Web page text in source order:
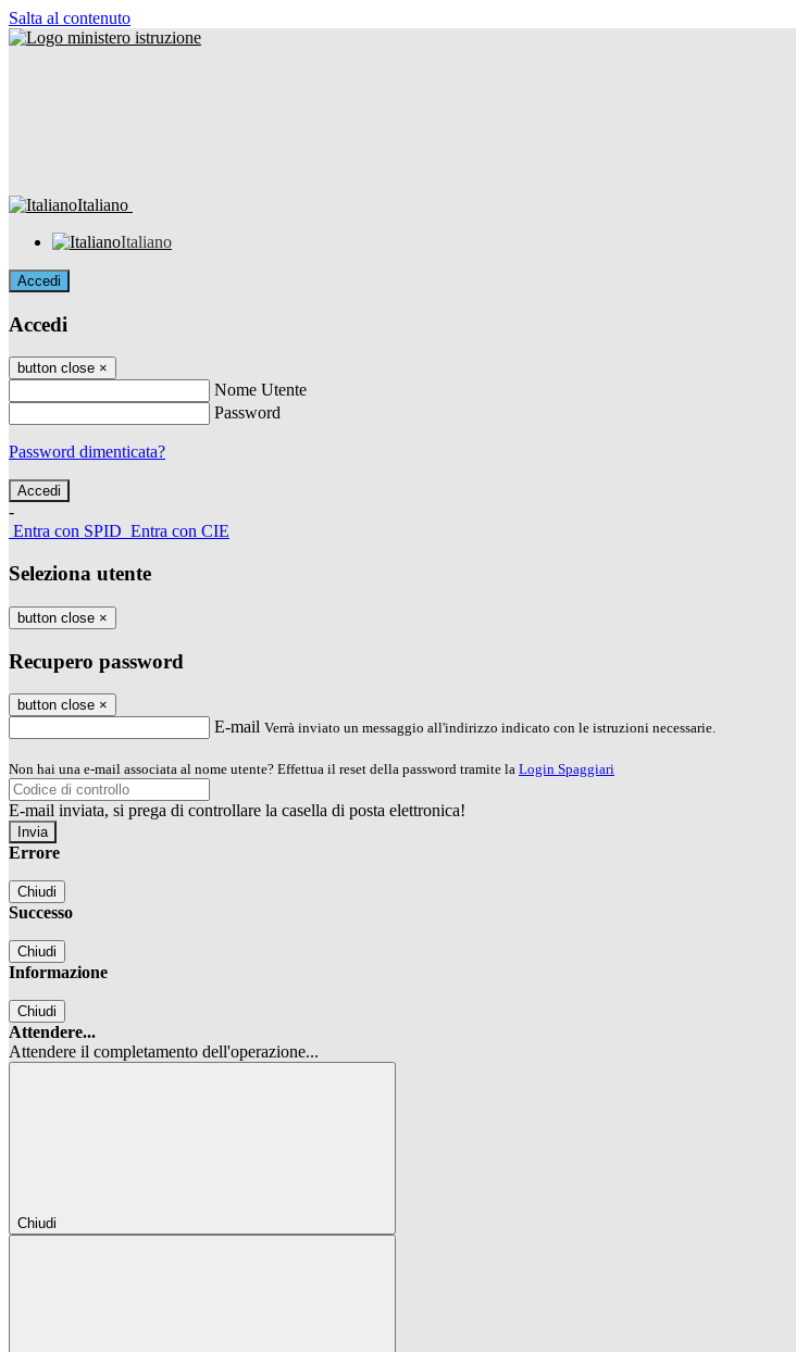
Salta al contenuto
Italiano
Italiano
Accedi
Accedi
button close ×
Nome Utente
Password
Password dimenticata?
-
Entra con SPID Entra con CIE
Seleziona utente
button close ×
Recupero password
button close ×
E-mail Verrà inviato un messaggio all'indirizzo indicato con le istruzioni necessarie.
Non hai una e-mail associata al nome utente? Effettua il reset della password tramite la Login Spaggiari
E-mail inviata, si prega di controllare la casella di posta elettronica!
Errore
Chiudi
Successo
Chiudi
Informazione
Chiudi
Attendere...
Attendere il completamento dell'operazione...
Chiudi